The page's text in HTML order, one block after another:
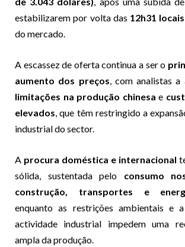
estabilizarem por volta das 12h31 locais
do mercado.
A escassez de oferta continua a ser o
aumento dos preços , com analistas
limitações na produção chinesa e
elevados , que têm restringido a
industrial do sector.
A procura doméstica e internacional
sólida, sustentada pelo consumo
construção, transportes e
enquanto as restrições ambientais e
actividade industrial impedem uma
ampla da produção.